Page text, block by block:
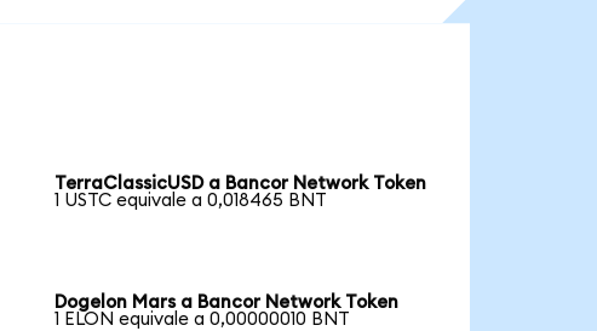
TerraClassicUSD a Bancor Network Token
1 USTC equivale a 0,018465 BNT
Dogelon Mars a Bancor Network Token
1 ELON equivale a 0,00000010 BNT